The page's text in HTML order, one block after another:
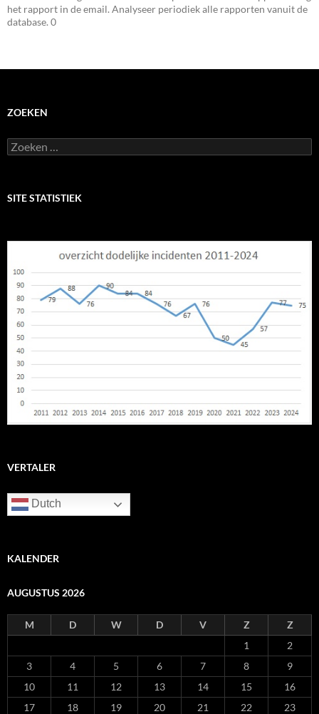
het rapport in de email. Analyseer periodiek alle rapporten vanuit de
database. 0
ZOEKEN
Zoeken
naar:
SITE STATISTIEK
VERTALER
Dutch
KALENDER
AUGUSTUS 2026
M D W D V Z
Z
1
2
3
4 5 6 7 8
9
10
11 12 13 14 15
16
17
18 19 20 21 22
23